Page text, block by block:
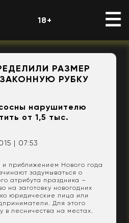
18+
РАЗМЕР
РУБКУ
нарушителю
от 1,5 тыс.
| 07:53
приближением Нового года
задумываться о
атрибута праздника –
на заготовку новогодних
юридические лица или
Для этого
в лесничества на местах.